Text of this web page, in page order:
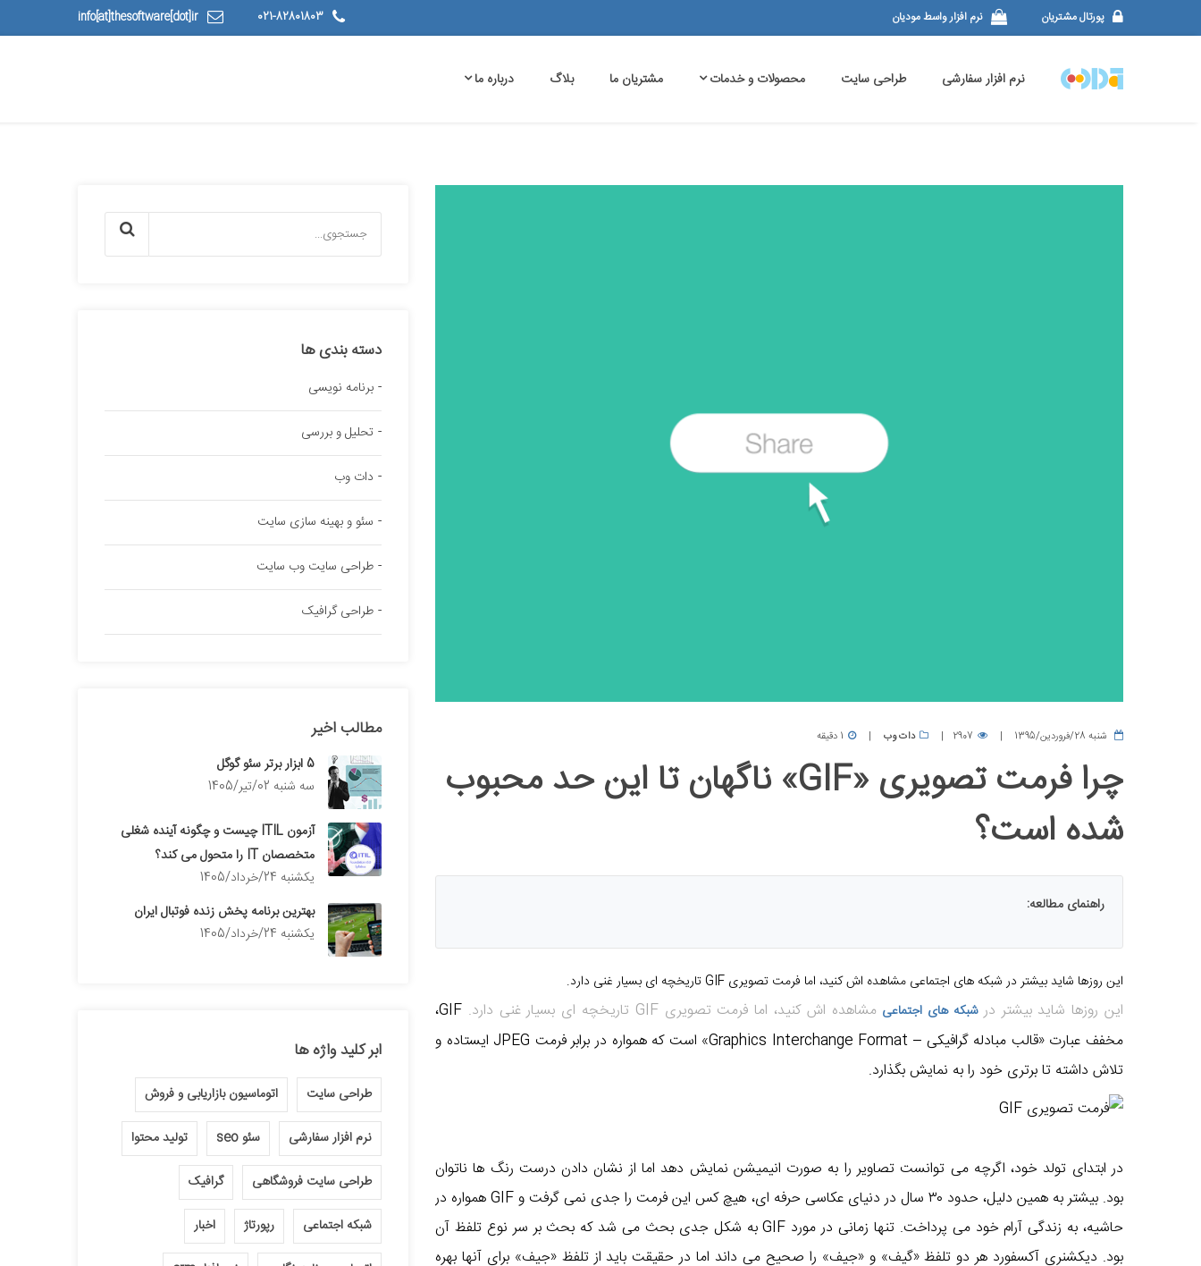
پورتال مشتریان نرم افزار واسط مودیان 021-82801803
info[at]thesoftware[dot]ir
نرم افزار سفارشی طراحی سایت محصولات و خدمات مشتریان ما بلاگ درباره ما
شنبه 28/فروردین/1395 2907 دات وب 1 دقیقه
چرا فرمت تصویری «GIF» ناگهان تا این حد محبوب
شده است؟
راهنمای مطالعه:
این روزها شاید بیشتر در شبکه های اجتماعی مشاهده اش کنید، اما فرمت تصویری GIF تاریخچه ای بسیار غنی دارد.
این روزها شاید بیشتر درشبکه های اجتماعی مشاهده اش کنید، اما فرمت تصویری GIF تاریخچه ای بسیار غنی دارد.
GIF،
مخفف عبارت «قالب مبادله گرافیکی – Graphics Interchange Format» است که همواره در برابر فرمت JPEG ایستاده و
تلاش داشته تا برتری خود را به نمایش بگذارد.
در ابتدای تولد خود، اگرچه می توانست تصاویر را به صورت انیمیشن نمایش دهد اما از نشان دادن درست رنگ ها ناتوان
بود. بیشتر به همین دلیل، حدود ۳۰ سال در دنیای عکاسی حرفه ای، هیچ کس این فرمت را جدی نمی گرفت و GIF همواره در
حاشیه، به زندگی آرام خود می پرداخت. تنها زمانی در مورد GIF به شکل جدی بحث می شد که بحث بر سر نوع تلفظ آن
بود. دیکشنری آکسفورد هر دو تلفظ «گیف» و «جیف» را صحیح می داند اما در حقیقت باید از تلفظ «جیف» برای آنها بهره
دسته بندی ها
برنامه نویسی
تحلیل و بررسی
دات وب
سئو و بهینه سازی سایت
طراحی سایت وب سایت
طراحی گرافیک
مطالب اخیر
5 ابزار برتر سئو گوگل
سه شنبه 02/تیر/1405
آزمون ITIL چیست و چگونه آینده شغلی
متخصصان IT را متحول می کند؟
يكشنبه 24/خرداد/1405
بهترین برنامه پخش زنده فوتبال ایران
يكشنبه 24/خرداد/1405
ابر کلید واژه ها
طراحی سایت اتوماسیون بازاریابی و فروش
نرم افزار سفارشی سئو seo تولید محتوا
طراحی سایت فروشگاهی گرافیک
شبکه اجتماعی رپورتاژ اخبار